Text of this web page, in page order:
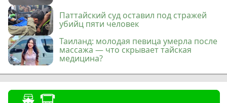
Паттайский суд оставил под стражей
убийц пяти человек
Таиланд: молодая певица умерла после
массажа — что скрывает тайская
медицина?